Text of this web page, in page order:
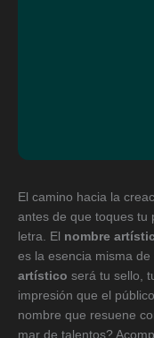
El camino hacia la
antes de que toques tu
letra. El nombre
es la esencia misma
artístico será tu sello,
impresión que el
nombre que resuene
mar de talentos?